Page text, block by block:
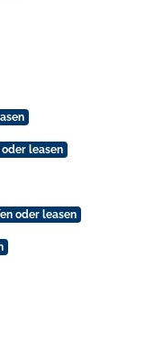
leasen
oder leasen